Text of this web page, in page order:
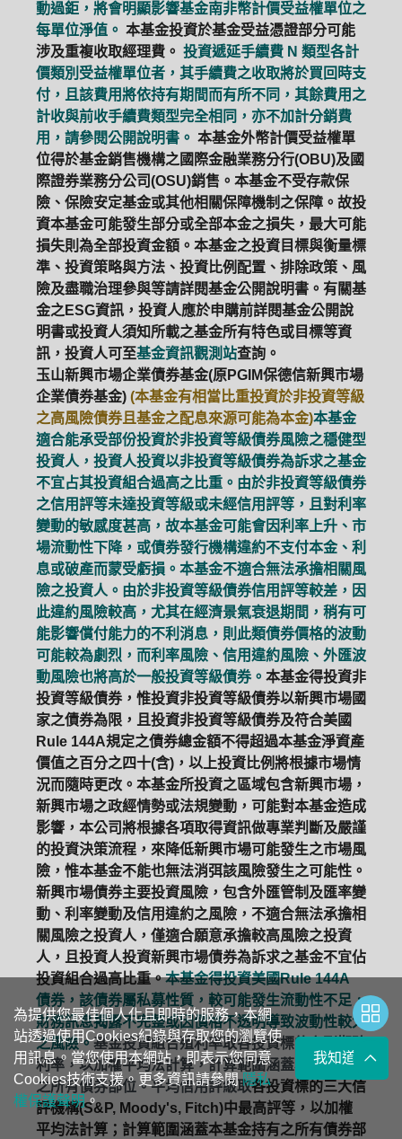
動過鉅，將會明顯影響基金南非幣計價受益權單位之
每單位淨值。 本基金投資於基金受益憑證部分可能
涉及重複收取經理費。 投資遞延手續費 N 類型各計
價類別受益權單位者，其手續費之收取將於買回時支
付，且該費用將依持有期間而有所不同，其餘費用之
計收與前收手續費類型完全相同，亦不加計分銷費
用，請參閱公開說明書。 本基金外幣計價受益權單
位得於基金銷售機構之國際金融業務分行(OBU)及國
際證券業務分公司(OSU)銷售。本基金不受存款保
險、保險安定基金或其他相關保障機制之保障。故投
資本基金可能發生部分或全部本金之損失，最大可能
損失則為全部投資金額。本基金之投資目標與衡量標
準、投資策略與方法、投資比例配置、排除政策、風
險及盡職治理參與等請詳閱基金公開說明書。有關基
金之ESG資訊，投資人應於申購前詳閱基金公開說
明書或投資人須知所載之基金所有特色或目標等資
訊，投資人可至基金資訊觀測站查詢。
玉山新興市場企業債券基金(原PGIM保德信新興市場
企業債券基金) (本基金有相當比重投資於非投資等級
之高風險債券且基金之配息來源可能為本金)本基金
適合能承受部份投資於非投資等級債券風險之穩健型
投資人，投資人投資以非投資等級債券為訴求之基金
不宜占其投資組合過高之比重。由於非投資等級債券
之信用評等未達投資等級或未經信用評等，且對利率
變動的敏感度甚高，故本基金可能會因利率上升、市
場流動性下降，或債券發行機構違約不支付本金、利
息或破產而蒙受虧損。本基金不適合無法承擔相關風
險之投資人。由於非投資等級債券信用評等較差，因
此違約風險較高，尤其在經濟景氣衰退期間，稍有可
能影響償付能力的不利消息，則此類債券價格的波動
可能較為劇烈，而利率風險、信用違約風險、外匯波
動風險也將高於一般投資等級債券。 本基金得投資非
投資等級債券，惟投資非投資等級債券以新興市場國
家之債券為限，且投資非投資等級債券及符合美國
Rule 144A規定之債券總金額不得超過本基金淨資產
價值之百分之四十(含)，以上投資比例將根據市場情
況而隨時更改。本基金所投資之區域包含新興市場，
新興市場之政經情勢或法規變動，可能對本基金造成
影響，本公司將根據各項取得資訊做專業判斷及嚴謹
的投資決策流程，來降低新興市場可能發生之市場風
險，惟本基金不能也無法消弭該風險發生之可能性。
新興市場債券主要投資風險，包含外匯管制及匯率變
動、利率變動及信用違約之風險，不適合無法承擔相
關風險之投資人，僅適合願意承擔較高風險之投資
人，且投資人投資新興市場債券為訴求之基金不宜佔
投資組合過高比重。本基金得投資美國Rule 144A
債券，該債券屬私募性質，較可能發生流動性不足，
財務訊息揭露不完整或因價格不透明導致波動性較大
之風險。基金投資組合殖利率取各投資標的之到期殖
利率，以加權平均法計算，計算範圍涵蓋本基金持有
之所有債券部位。平均信用評級取各投資標的三大信
評機構(S&P, Moody's, Fitch)中最高評等，以加權
平均法計算；計算範圍涵蓋本基金持有之所有債券部
為提供您最佳個人化且即時的服務，本網
站透過使用Cookies紀錄與存取您的瀏覽使
用訊息。當您使用本網站，即表示您同意
Cookies技術支援。更多資訊請參閱隱私
權保護聲明。
我知道了